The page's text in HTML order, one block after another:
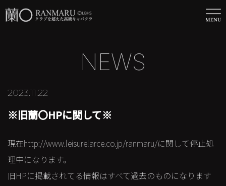
NEWS
2023.11.22
※旧蘭〇HPに関して※
現在http://www.leisurelarce.co.jp/ranmaru/に関して停止処
理中になります。
旧HPに掲載されてる情報はすべて過去のものになります